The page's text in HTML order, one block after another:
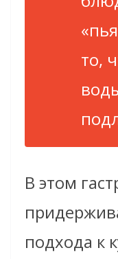
то,
В этом
подхода к